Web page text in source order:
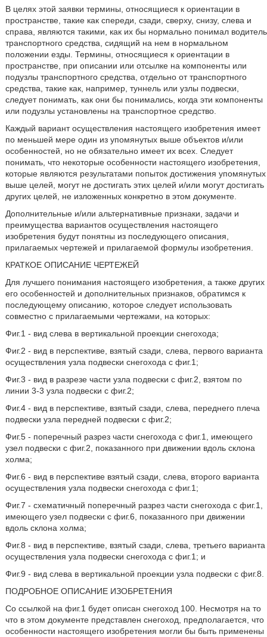
В целях этой заявки термины, относящиеся к ориентации в
пространстве, такие как спереди, сзади, сверху, снизу, слева и
справа, являются такими, как их бы нормально понимал водитель
транспортного средства, сидящий на нем в нормальном
положении езды. Термины, относящиеся к ориентации в
пространстве, при описании или отсылке на компоненты или
подузлы транспортного средства, отдельно от транспортного
средства, такие как, например, туннель или узлы подвески,
следует понимать, как они бы понимались, когда эти компоненты
или подузлы установлены на транспортное средство.
Каждый вариант осуществления настоящего изобретения имеет
по меньшей мере один из упомянутых выше объектов и/или
особенностей, но не обязательно имеет их всех. Следует
понимать, что некоторые особенности настоящего изобретения,
которые являются результатами попыток достижения упомянутых
выше целей, могут не достигать этих целей и/или могут достигать
других целей, не изложенных конкретно в этом документе.
Дополнительные и/или альтернативные признаки, задачи и
преимущества вариантов осуществления настоящего
изобретения будут понятны из последующего описания,
прилагаемых чертежей и прилагаемой формулы изобретения.
КРАТКОЕ ОПИСАНИЕ ЧЕРТЕЖЕЙ
Для лучшего понимания настоящего изобретения, а также других
его особенностей и дополнительных признаков, обратимся к
последующему описанию, которое следует использовать
совместно с прилагаемыми чертежами, на которых:
Фиг.1 - вид слева в вертикальной проекции снегохода;
Фиг.2 - вид в перспективе, взятый сзади, слева, первого варианта
осуществления узла подвески снегохода с фиг.1;
Фиг.3 - вид в разрезе части узла подвески с фиг.2, взятом по
линии 3-3 узла подвески с фиг.2;
Фиг.4 - вид в перспективе, взятый сзади, слева, переднего плеча
подвески узла передней подвески с фиг.2;
Фиг.5 - поперечный разрез части снегохода с фиг.1, имеющего
узел подвески с фиг.2, показанного при движении вдоль склона
холма;
Фиг.6 - вид в перспективе взятый сзади, слева, второго варианта
осуществления узла подвески снегохода с фиг.1;
Фиг.7 - схематичный поперечный разрез части снегохода с фиг.1,
имеющего узел подвески с фиг.6, показанного при движении
вдоль склона холма;
Фиг.8 - вид в перспективе, взятый сзади, слева, третьего варианта
осуществления узла подвески снегохода с фиг.1; и
Фиг.9 - вид слева в вертикальной проекции узла подвески с фиг.8.
ПОДРОБНОЕ ОПИСАНИЕ ИЗОБРЕТЕНИЯ
Со ссылкой на фиг.1 будет описан снегоход 100. Несмотря на то
что в этом документе представлен снегоход, предполагается, что
особенности настоящего изобретения могли бы быть применены